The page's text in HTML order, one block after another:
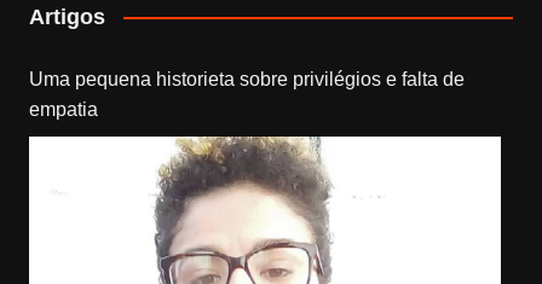
Artigos
Uma pequena historieta sobre privilégios e falta de
empatia